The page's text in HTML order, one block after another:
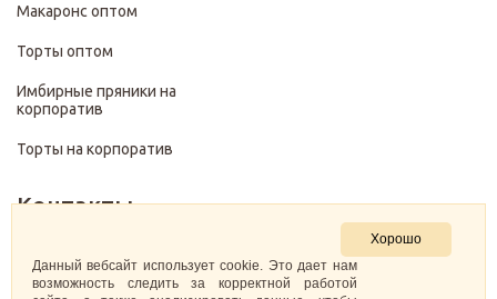
Макаронс оптом
Торты оптом
Имбирные пряники на
корпоратив
Торты на корпоратив
Контакты
+7 (499) 322-28-29
Хорошо
Данный вебсайт использует cookie. Это дает нам
возможность следить за корректной работой